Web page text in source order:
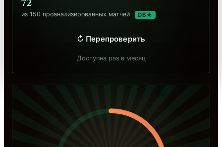
72
из 150 проанализированных матчей DB★
↻ Перепроверить
Доступна раз в месяц